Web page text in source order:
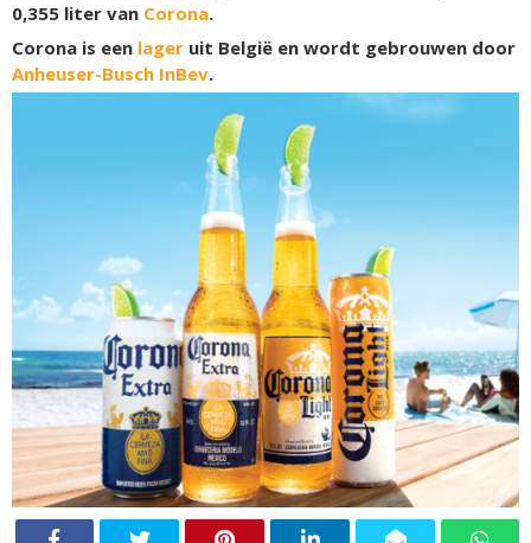
0,355 liter van Corona.
Corona is een lager uit België en wordt gebrouwen door
Anheuser-Busch InBev.